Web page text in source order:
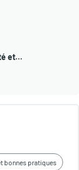
et…
bonnes pratiques